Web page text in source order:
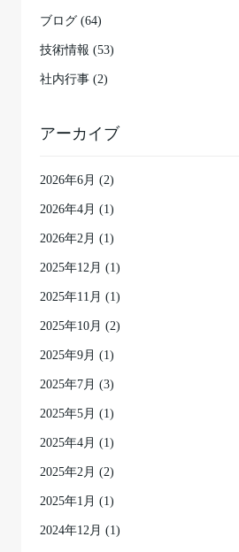
ブログ (64)
技術情報 (53)
社内行事 (2)
アーカイブ
2026年6月 (2)
2026年4月 (1)
2026年2月 (1)
2025年12月 (1)
2025年11月 (1)
2025年10月 (2)
2025年9月 (1)
2025年7月 (3)
2025年5月 (1)
2025年4月 (1)
2025年2月 (2)
2025年1月 (1)
2024年12月 (1)